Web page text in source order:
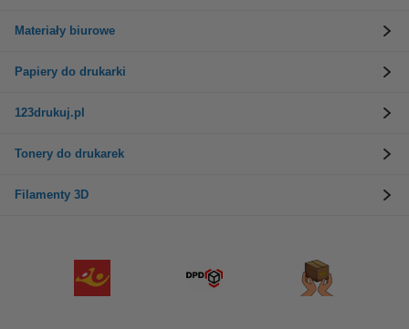
Materiały biurowe
Papiery do drukarki
123drukuj.pl
Tonery do drukarek
Filamenty 3D